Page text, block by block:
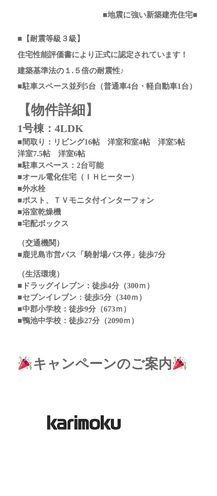
■地震に強い新築建売住宅■
■【耐震等級３級】
住宅性能評価書により正式に認定されています！
建築基準法の１.５倍の耐震性♪
■駐車スペース並列5台（普通車4台・軽自動車1台）
【物件詳細】
1号棟：4LDK
■間取り：リビング16帖 洋室和室4帖 洋室5帖
洋室7.5帖 洋室6帖
■駐車スペース：2台可能
■オール電化住宅（ＩＨヒーター）
■外水栓
■ポスト、ＴＶモニタ付インターフォン
■浴室乾燥機
■宅配ボックス
（交通機関）
■鹿児島市営バス「騎射場バス停」徒歩7分
（生活環境）
■ドラッグイレブン：徒歩4分（300ｍ）
■セブンイレブン：徒歩5分（340ｍ）
■中郡小学校：徒歩9分（673ｍ）
■鴨池中学校：徒歩27分（2090ｍ）
キャンペーンのご案内